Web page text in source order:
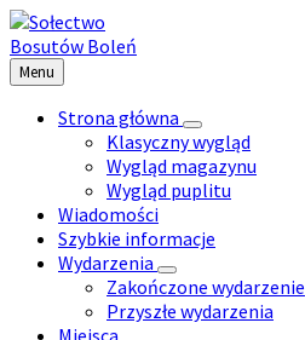
Przejdź
do
treści
Przejdź
do
lewego
paska
bocznego
Przejdź
do
prawego
paska
bocznego
Przejdź
do
stopki
Menu
Strona główna
Klasyczny wygląd
Wygląd magazynu
Wygląd puplitu
Wiadomości
Szybkie informacje
Wydarzenia
Zakończone wydarzenie
Przyszłe wydarzenia
Miejsca